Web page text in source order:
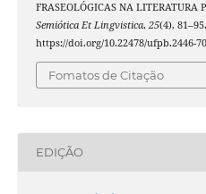
FRASEOLÓGICAS NA LITERATURA
Semiótica Et Lingvistica, 25(4), 81–95.
https://doi.org/10.22478/ufpb.2446-
Fomatos de Citação
EDIÇÃO